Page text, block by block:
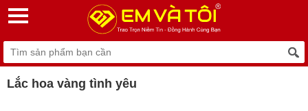
Lắc hoa vàng tình yêu